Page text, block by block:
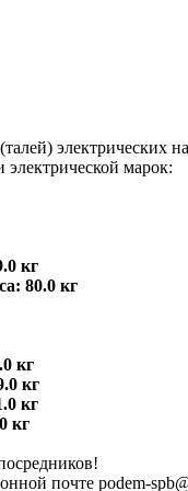
электрических
марок:
кг
80.0 кг
кг
кг
кг
кг
почте podem-